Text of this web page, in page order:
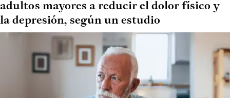
adultos mayores a reducir el dolor físico y
la depresión, según un estudio